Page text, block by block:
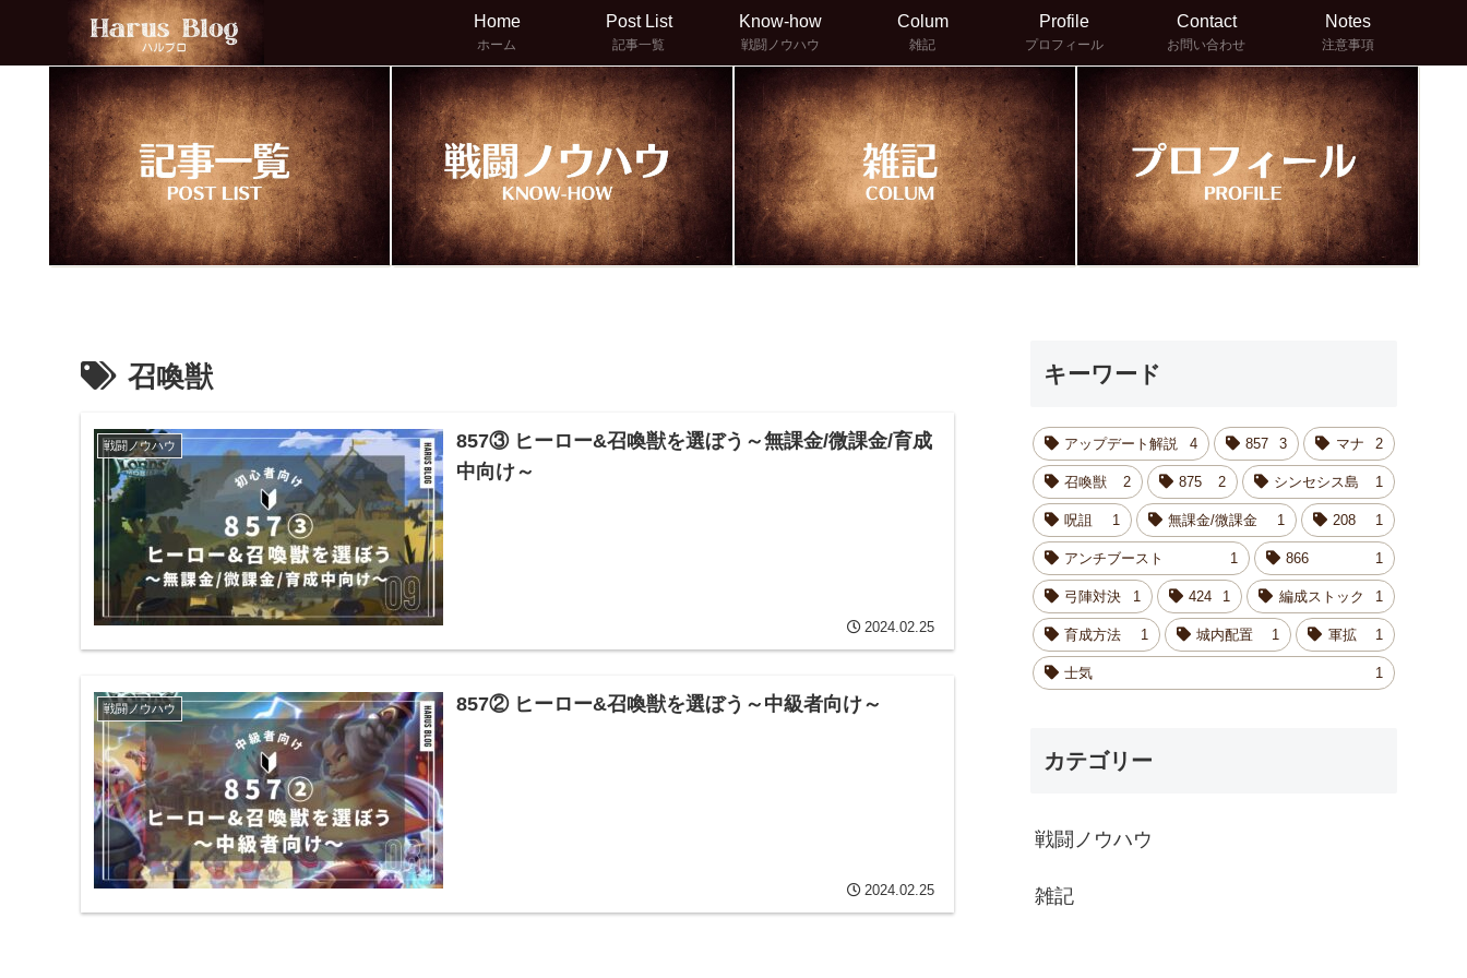
Home
ホーム
Post List
記事一覧
Know-how
戦闘ノウハウ
Colum
雑記
Profile
プロフィール
Contact
お問い合わせ
Notes
注意事項
召喚獣
戦闘ノウハウ
857③ ヒーロー&召喚獣を選ぼう～無課金/微課金/育成
中向け～
2024.02.25
戦闘ノウハウ 857② ヒーロー&召喚獣を選ぼう～中級者向け～
2024.02.25
キーワード
アップデート解説 4 857 3 マナ 2
召喚獣 2 875 2 シンセシス島 1
呪詛 1 無課金/微課金 1 208 1
アンチブースト 1 866 1
弓陣対決 1 424 1 編成ストック 1
育成方法 1 城内配置 1 軍拡 1
士気 1
カテゴリー
戦闘ノウハウ
雑記